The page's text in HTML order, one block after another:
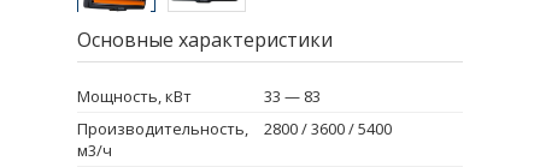
Основные характеристики
Мощность, кВт
33 — 83
Производительность,
м3/ч
2800 / 3600 / 5400